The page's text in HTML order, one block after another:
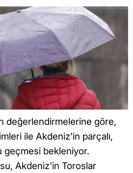
değerlendirmelerine göre,
ile Akdeniz'in parçalı,
bekleniyor.
Akdeniz'in Toroslar